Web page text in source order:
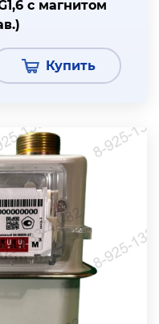
с магнитом
Купить